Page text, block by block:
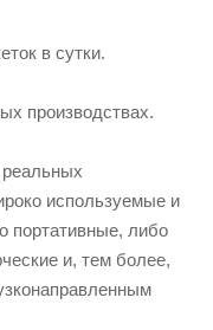
в сутки.
производствах.
используемые и
портативные, либо
и, тем более,